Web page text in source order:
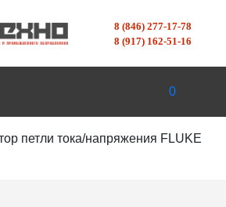
8 (846) 277-17-78
8 (917) 162-51-16
0
петли тока/напряжения FLUKE